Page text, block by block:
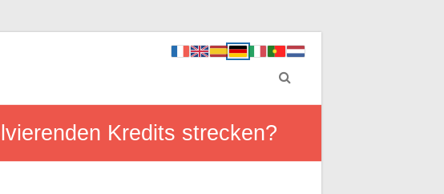
Kredits strecken?